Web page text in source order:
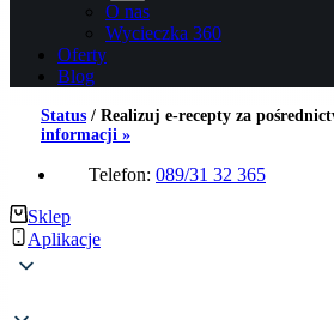
O nas
Wycieczka 360
Oferty
Blog
Status / Realizuj e-recepty za
informacji »
Telefon: 089/31 32 365
Sklep
Aplikacje